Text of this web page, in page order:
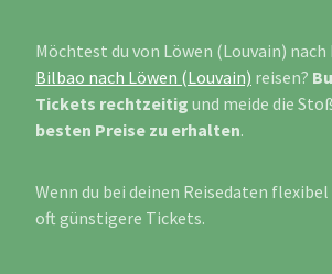
Möchtest du von Löwen (Louvain)
Bilbao nach Löwen (Louvain) reisen?
Tickets rechtzeitig und meide die
besten Preise zu erhalten.
Wenn du bei deinen Reisedaten
oft günstigere Tickets.